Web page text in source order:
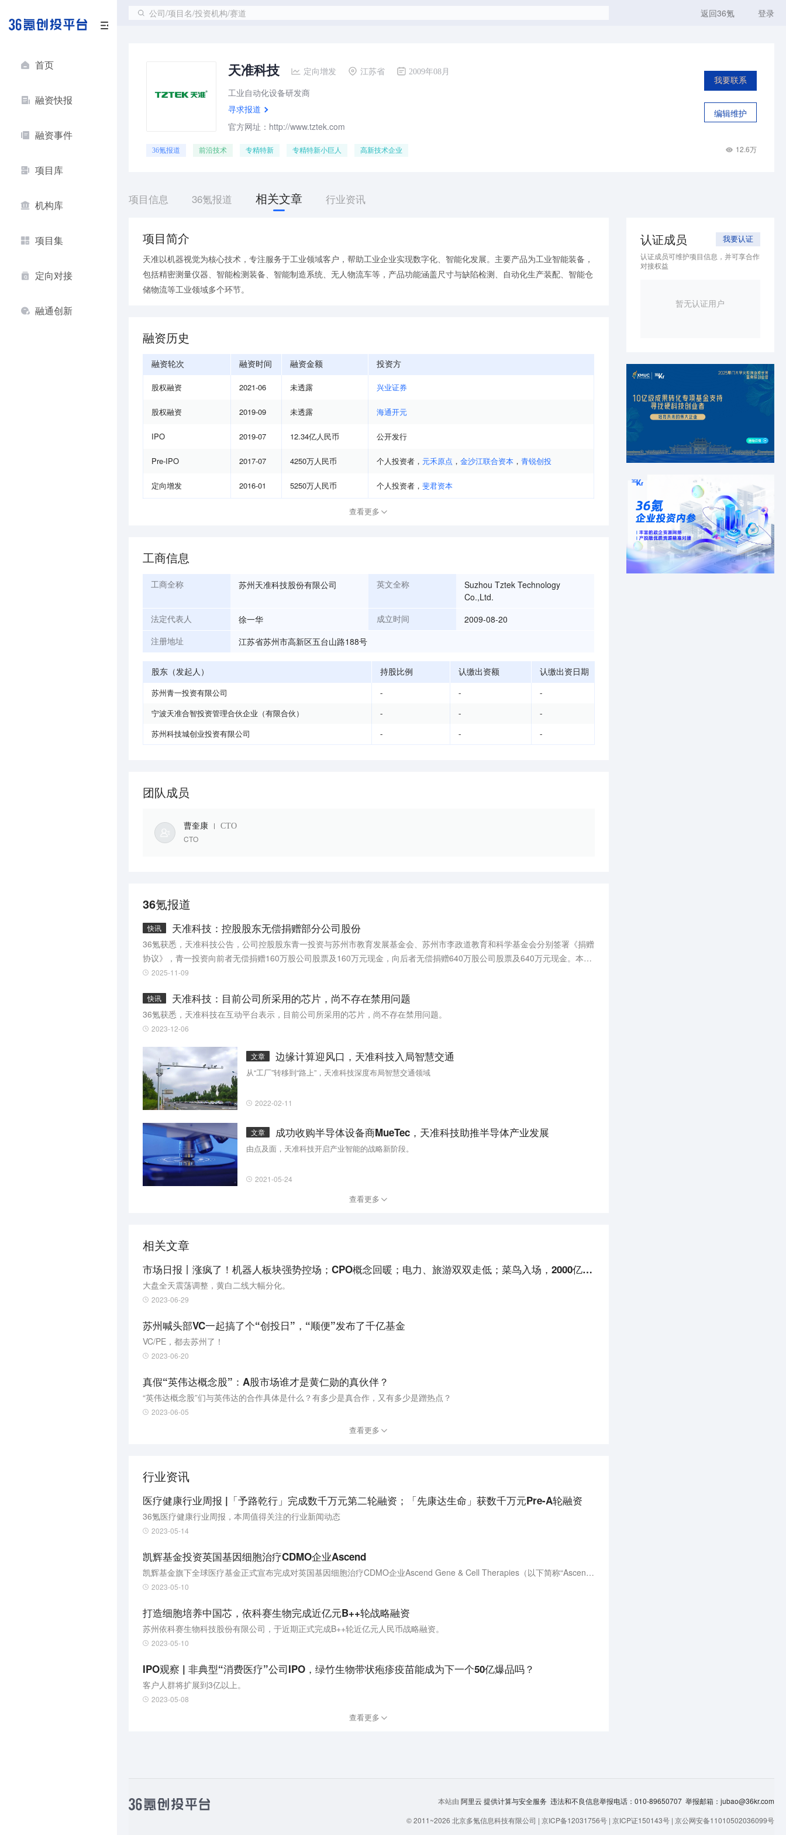
首页
融资快报
融资事件
项目库
机构库
项目集
定向对接
融通创新
公司/项目名/投资机构/赛道 返回36氪 登录
天准科技 定向增发 江苏省 2009年08月
工业自动化设备研发商
寻求报道
官方网址：http://www.tztek.com
我要联系
编辑维护
36氪报道 前沿技术 专精特新 专精特新小巨人 高新技术企业 12.6万
项目信息 36氪报道 相关文章 行业资讯
项目简介
天准以机器视觉为核心技术，专注服务于工业领域客户，帮助工业企业实现数字化、智能化发展。主要产品为工业智能装备，
包括精密测量仪器、智能检测装备、智能制造系统、无人物流车等，产品功能涵盖尺寸与缺陷检测、自动化生产装配、智能仓
储物流等工业领域多个环节。
融资历史
融资轮次 融资时间 融资金额 投资方
股权融资 2021-06 未透露 兴业证券
股权融资 2019-09 未透露 海通开元
IPO 2019-07 12.34亿人民币 公开发行
Pre-IPO 2017-07 4250万人民币 个人投资者 ， 元禾原点 ， 金沙江联合资本 ， 青锐创投
定向增发 2016-01 5250万人民币 个人投资者 ， 斐君资本
查看更多
工商信息
工商全称 苏州天准科技股份有限公司 英文全称
Suzhou Tztek Technology
Co.,Ltd.
法定代表人 徐一华 成立时间 2009-08-20
注册地址 江苏省苏州市高新区五台山路188号
股东（发起人） 持股比例 认缴出资额 认缴出资日期
苏州青一投资有限公司 - - -
宁波天准合智投资管理合伙企业（有限合伙） - - -
苏州科技城创业投资有限公司 - - -
团队成员
曹奎康 CTO
CTO
36氪报道
快讯 天准科技：控股股东无偿捐赠部分公司股份
36氪获悉，天准科技公告，公司控股股东青一投资与苏州市教育发展基金会、苏州市李政道教育和科学基金会分别签署《捐赠
协议》，青一投资向前者无偿捐赠160万股公司股票及160万元现金，向后者无偿捐赠640万股公司股票及640万元现金。本次
捐赠不会导致公司控制权变化，不会对公司治理结构、股权结构及持续经营产生影响。
2025-11-09
快讯 天准科技：目前公司所采用的芯片，尚不存在禁用问题
36氪获悉，天准科技在互动平台表示，目前公司所采用的芯片，尚不存在禁用问题。
2023-12-06
文章 边缘计算迎风口，天准科技入局智慧交通
从“工厂”转移到“路上”，天准科技深度布局智慧交通领域
2022-02-11
文章 成功收购半导体设备商MueTec，天准科技助推半导体产业发展
由点及面，天准科技开启产业智能的战略新阶段。
2021-05-24
查看更多
相关文章
市场日报丨涨疯了！机器人板块强势控场；CPO概念回暖；电力、旅游双双走低；菜鸟入场，2000亿快递龙头股崩了
大盘全天震荡调整，黄白二线大幅分化。
2023-06-29
苏州喊头部VC一起搞了个“创投日”，“顺便”发布了千亿基金
VC/PE，都去苏州了！
2023-06-20
真假“英伟达概念股”：A股市场谁才是黄仁勋的真伙伴？
“英伟达概念股”们与英伟达的合作具体是什么？有多少是真合作，又有多少是蹭热点？
2023-06-05
查看更多
行业资讯
医疗健康行业周报 |「予路乾行」完成数千万元第二轮融资；「先康达生命」获数千万元Pre-A轮融资
36氪医疗健康行业周报，本周值得关注的行业新闻动态
2023-05-14
凯辉基金投资英国基因细胞治疗CDMO企业Ascend
凯辉基金旗下全球医疗基金正式宣布完成对英国基因细胞治疗CDMO企业Ascend Gene & Cell Therapies（以下简称“Ascend”）的A轮投资。
2023-05-10
打造细胞培养中国芯，依科赛生物完成近亿元B++轮战略融资
苏州依科赛生物科技股份有限公司，于近期正式完成B++轮近亿元人民币战略融资。
2023-05-10
IPO观察 | 非典型“消费医疗”公司IPO，绿竹生物带状疱疹疫苗能成为下一个50亿爆品吗？
客户人群将扩展到3亿以上。
2023-05-08
查看更多
认证成员 我要认证
认证成员可维护项目信息，并可享合作
对接权益
暂无认证用户
本站由 阿里云 提供计算与安全服务 违法和不良信息举报电话：010-89650707 举报邮箱：jubao@36kr.com
© 2011~2026 北京多氪信息科技有限公司 | 京ICP备12031756号 | 京ICP证150143号 | 京公网安备11010502036099号